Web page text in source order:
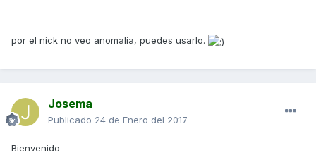
por el nick no veo anomalía, puedes usarlo.
Josema
Publicado 24 de Enero del 2017
Bienvenido